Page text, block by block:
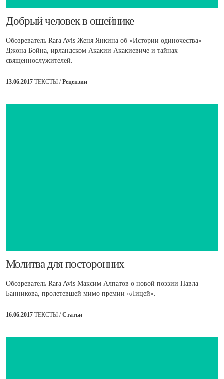
​Добрый человек в ошейнике
Обозреватель Rara Avis Женя Янкина об «Истории одиночества»
Джона Бойна, ирландском Акакии Акакиевиче и тайнах
священнослужителей.
13.06.2017 ТЕКСТЫ /Рецензии
​Молитва для посторонних
Обозреватель Rara Avis Максим Алпатов о новой поэзии Павла
Банникова, пролетевшей мимо премии «Лицей».
16.06.2017 ТЕКСТЫ /Статьи